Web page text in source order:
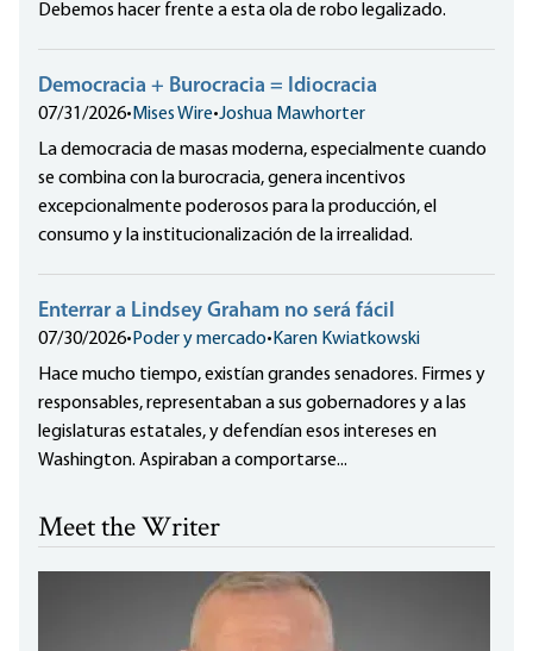
Debemos hacer frente a esta ola de robo legalizado.
Democracia + Burocracia = Idiocracia
07/31/2026• Mises Wire•Joshua Mawhorter
La democracia de masas moderna, especialmente cuando
se combina con la burocracia, genera incentivos
excepcionalmente poderosos para la producción, el
consumo y la institucionalización de la irrealidad.
Enterrar a Lindsey Graham no será fácil
07/30/2026• Poder y mercado• Karen Kwiatkowski
Hace mucho tiempo, existían grandes senadores. Firmes y
responsables, representaban a sus gobernadores y a las
legislaturas estatales, y defendían esos intereses en
Washington. Aspiraban a comportarse...
Meet the Writer